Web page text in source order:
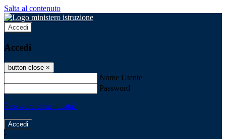
Salta al contenuto
Accedi
Accedi
button close ×
Nome Utente
Password
Password dimenticata?
-